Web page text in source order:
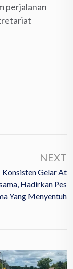
perjalanan
NEXT
Gelar At
Hadirkan Pes
Yang Menyentuh